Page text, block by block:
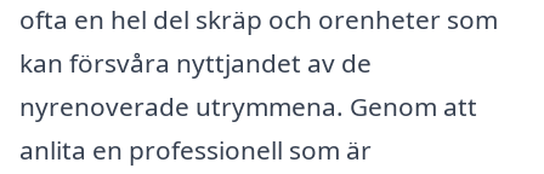
ofta en hel del skräp och orenheter som
kan försvåra nyttjandet av de
nyrenoverade utrymmena. Genom att
anlita en professionell som är